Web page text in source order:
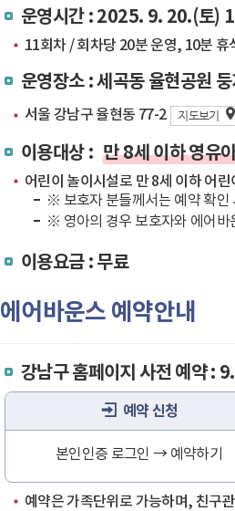
운영시간 : 2025. 9. 20.(토)
11회차 / 회차당 20분 운영, 10분 휴
운영장소 : 세곡동 율현공원
서울 강남구 율현동 77-2 지도보기
이용대상 : 만 8세 이하 영유
어린이 놀이시설로 만 8세 이하 어린
※ 보호자 분들께서는 예약 확인
※ 영아의 경우 보호자와 에어바
이용요금 : 무료
에어바운스 예약안내
강남구 홈페이지 사전 예약 :
예약 신청
본인인증 로그인 → 예약하기
예약은 가족단위로 가능하며, 친구